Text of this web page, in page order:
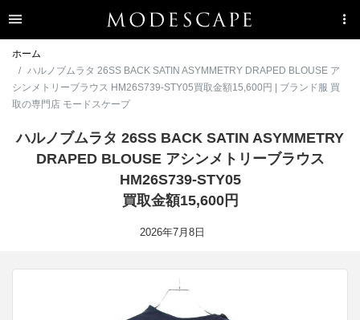
ホーム
ハルノブムラタ 26SS BACK SATIN ASYMMETRY DRAPED BLOUSE ア
シンメトリーブラウス HM26S739-STY05買取金額15,600円 | ブランド服 買
取の専門店 モードスケープ
ハルノブムラタ 26SS BACK SATIN ASYMMETRY
DRAPED BLOUSE アシンメトリーブラウス
HM26S739-STY05
買取金額15,600円
2026年7月8日